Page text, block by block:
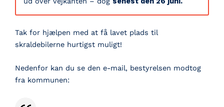
Tak for hjælpen med at få lavet plads til
skraldebilerne hurtigst muligt!
Nedenfor kan du se den e-mail, bestyrelsen modtog
fra kommunen: